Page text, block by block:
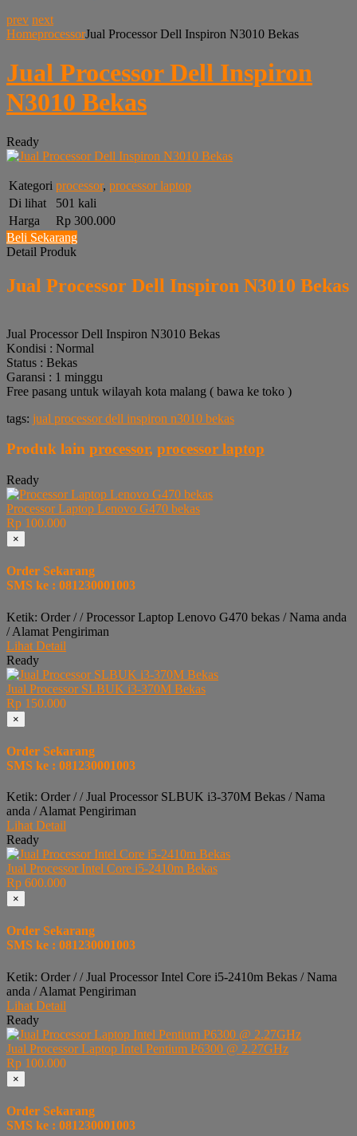
prev next
HomeprocessorJual Processor Dell Inspiron N3010 Bekas
Jual Processor Dell Inspiron
N3010 Bekas
Ready
Kategori processor, processor laptop
Di lihat
501 kali
Harga
Rp 300.000
Beli Sekarang
Detail Produk
Jual Processor Dell Inspiron N3010 Bekas
Jual Processor Dell Inspiron N3010 Bekas
Kondisi : Normal
Status : Bekas
Garansi : 1 minggu
Free pasang untuk wilayah kota malang ( bawa ke toko )
tags: jual processor dell inspiron n3010 bekas
Produk lain processor, processor laptop
Ready
Processor Laptop Lenovo G470 bekas
Rp 100.000
×
Order Sekarang
SMS ke : 081230001003
Ketik: Order / / Processor Laptop Lenovo G470 bekas / Nama anda
/ Alamat Pengiriman
Lihat Detail
Ready
Jual Processor SLBUK i3-370M Bekas
Rp 150.000
×
Order Sekarang
SMS ke : 081230001003
Ketik: Order / / Jual Processor SLBUK i3-370M Bekas / Nama
anda / Alamat Pengiriman
Lihat Detail
Ready
Jual Processor Intel Core i5-2410m Bekas
Rp 600.000
×
Order Sekarang
SMS ke : 081230001003
Ketik: Order / / Jual Processor Intel Core i5-2410m Bekas / Nama
anda / Alamat Pengiriman
Lihat Detail
Ready
Jual Processor Laptop Intel Pentium P6300 @ 2.27GHz
Rp 100.000
×
Order Sekarang
SMS ke : 081230001003